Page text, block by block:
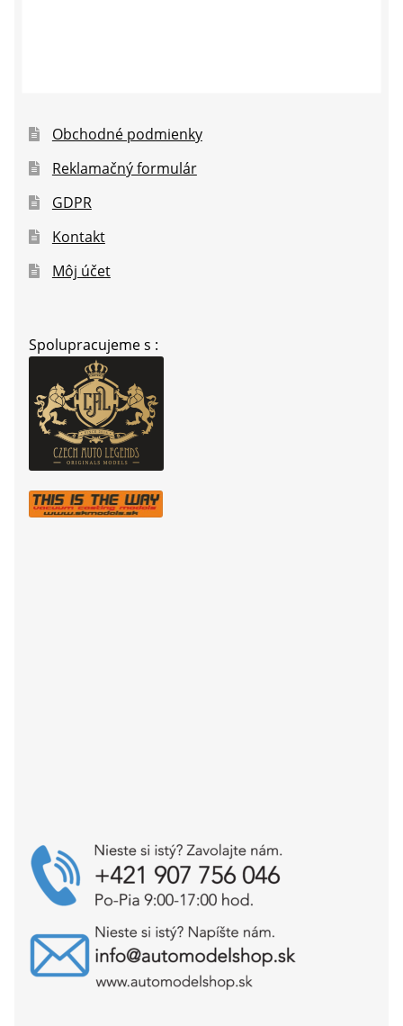
Obchodné podmienky
Reklamačný formulár
GDPR
Kontakt
Môj účet
Spolupracujeme s :